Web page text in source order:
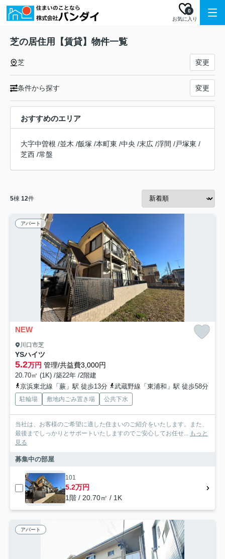
お気に入り
0
芝の居住用【賃貸】物件一覧
芝 変更
条件から探す 変更
おすすめのエリア
大字中曽根 /並木 /飯塚 /本町東 /中央 /末広 /浮間 /戸塚東 /
芝西 /常盤
5棟 12件
アパート
NEW
川口市芝
YSハイツ
5.2万円 管理/共益費3,000円
20.70㎡ (1K) /築22年 /2階建
京浜東北線「蕨」駅 徒歩13分
武蔵野線「東浦和」駅 徒歩58分
駐輪場 敷地内ごみ置き場 公共下水
当社は、お客様のご希望に適した住まいのご紹介をいたします。また、
最後までしっかりとサポートいたしますのでご安心してお任せ... もっと
見る
募集中の部屋
101
5.2万円
1階 / 20.70㎡ / 1K
アパート